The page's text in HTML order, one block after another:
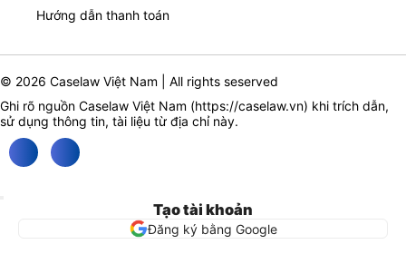
Hướng dẫn thanh toán
© 2026 Caselaw Việt Nam | All rights seserved
Ghi rõ nguồn Caselaw Việt Nam (https://caselaw.vn) khi trích dẫn,
sử dụng thông tin, tài liệu từ địa chỉ này.
Tạo tài khoản
Đăng ký bằng Google